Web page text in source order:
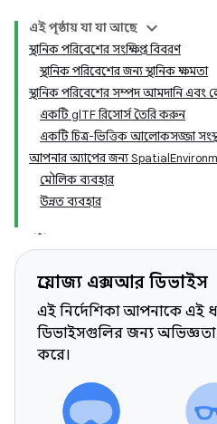
এই পৃষ্ঠায় যা যা আছে
স্থানিক পরিবেশের সংক্ষিপ্ত বিবরণ
স্থানিক পরিবেশের জন্য স্থানিক ক্ষমতা
স্থানিক পরিবেশের সম্পদ আমদানি
একটি glTF রিসোর্স তৈরি করুন
একটি চিত্র-ভিত্তিক আলোকসজ্জা
আপনার অ্যাপের জন্য
মৌলিক ব্যবহার
উন্নত ব্যবহার
প্রযোজ্য এক্সআর ডিভাইস
এই নির্দেশিকা আপনাকে এই
ডিভাইসগুলির জন্য অভিজ্ঞতা
করে।